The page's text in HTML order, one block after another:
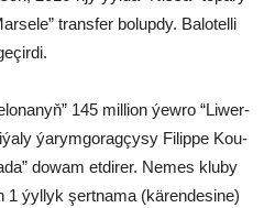
trans­fer bo­lup­dy. Ba­lo­tel­li
145 mil­li­on ýew­ro “Li­wer­
ýa­rym­go­rag­çy­sy Fi­lip­pe Kou­
do­wam et­di­rer. Ne­mes klu­by
1 ýyl­lyk şert­na­ma (kä­ren­de­si­ne)